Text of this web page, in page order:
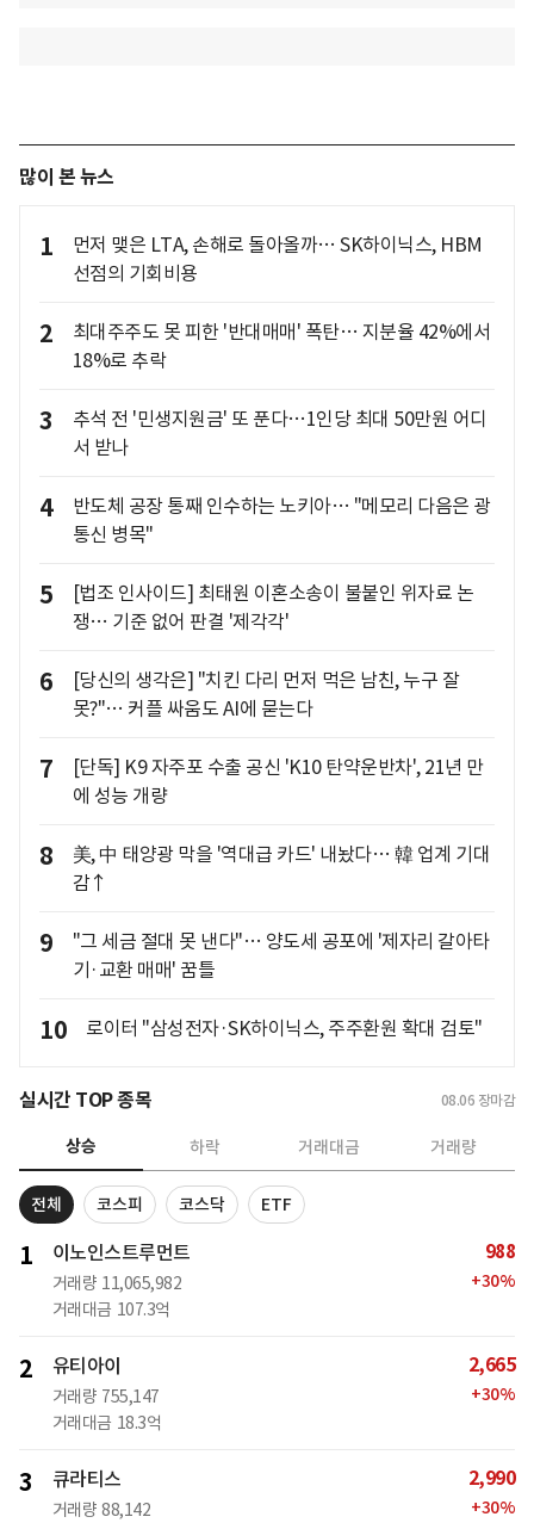
많이 본 뉴스
1
먼저 맺은 LTA, 손해로 돌아올까… SK하이닉스, HBM
선점의 기회비용
2
최대주주도 못 피한 '반대매매' 폭탄… 지분율 42%에서
18%로 추락
3
추석 전 '민생지원금' 또 푼다…1인당 최대 50만원 어디
서 받나
4
반도체 공장 통째 인수하는 노키아… "메모리 다음은 광
통신 병목"
5
[법조 인사이드] 최태원 이혼소송이 불붙인 위자료 논
쟁… 기준 없어 판결 '제각각'
6
[당신의 생각은] "치킨 다리 먼저 먹은 남친, 누구 잘
못?"… 커플 싸움도 AI에 묻는다
7
[단독] K9 자주포 수출 공신 'K10 탄약운반차', 21년 만
에 성능 개량
8
美, 中 태양광 막을 '역대급 카드' 내놨다… 韓 업계 기대
감↑
9
"그 세금 절대 못 낸다"… 양도세 공포에 '제자리 갈아타
기·교환 매매' 꿈틀
10 로이터 "삼성전자·SK하이닉스, 주주환원 확대 검토"
실시간 TOP 종목 08.06 장마감
상승 하락 거래대금 거래량
전체 코스피 코스닥 ETF
1 이노인스트루먼트
거래량 11,065,982
거래대금 107.3억
988
+30%
2 유티아이
거래량 755,147
거래대금 18.3억
2,665
+30%
3 큐라티스
거래량 88,142
2,990
+30%